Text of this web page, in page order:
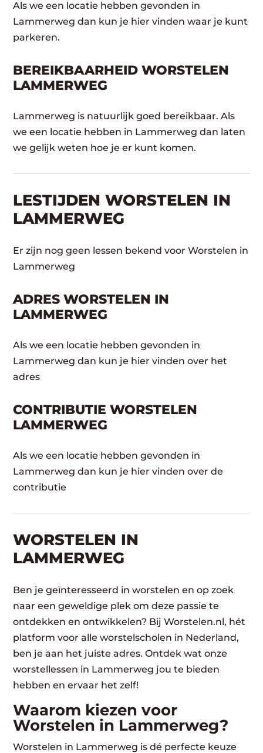
Als we een locatie hebben gevonden in
Lammerweg dan kun je hier vinden waar je kunt
parkeren.
BEREIKBAARHEID WORSTELEN
LAMMERWEG
Lammerweg is natuurlijk goed bereikbaar. Als
we een locatie hebben in Lammerweg dan laten
we gelijk weten hoe je er kunt komen.
LESTIJDEN WORSTELEN IN
LAMMERWEG
Er zijn nog geen lessen bekend voor Worstelen in
Lammerweg
ADRES WORSTELEN IN
LAMMERWEG
Als we een locatie hebben gevonden in
Lammerweg dan kun je hier vinden over het
adres
CONTRIBUTIE WORSTELEN
LAMMERWEG
Als we een locatie hebben gevonden in
Lammerweg dan kun je hier vinden over de
contributie
WORSTELEN​ IN
LAMMERWEG
Ben je geïnteresseerd in worstelen en op zoek
naar een geweldige plek om deze passie te
ontdekken en ontwikkelen? Bij Worstelen.nl, hét
platform voor alle worstelscholen in Nederland,
ben je aan het juiste adres. Ontdek wat onze
worstellessen in Lammerweg jou te bieden
hebben en ervaar het zelf!
Waarom kiezen voor
Worstelen in Lammerweg?
Worstelen in Lammerweg is dé perfecte keuze